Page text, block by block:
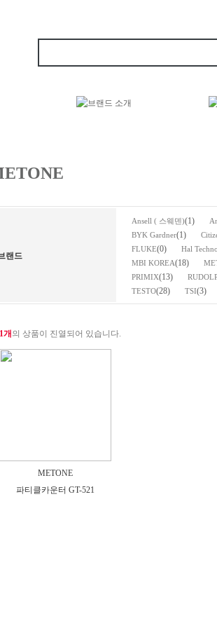
랜드
Ansell ( 스웨덴)(1)
BYK Gardner(1)
FLUKE(0) Hal
MBI KOREA(18)
PRIMIX(13)
TESTO(28) TSI(3)
1개 의 상품이 진열되어 있습니다.
METONE
파티클카운터 GT-521